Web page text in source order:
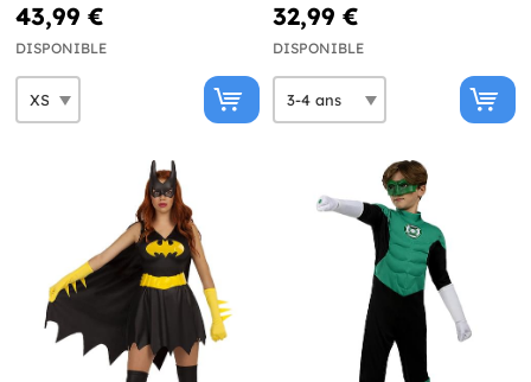
43,99 €
DISPONIBLE
32,99 €
DISPONIBLE